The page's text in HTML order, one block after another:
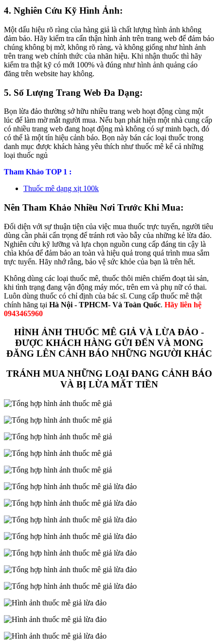
4. Nghiên Cứu Kỹ Hình Ảnh:
Một dấu hiệu rõ ràng của hàng giả là chất lượng hình ảnh không
đảm bảo. Hãy kiểm tra cẩn thận hình ảnh trên trang web để đảm bảo
chúng không bị mờ, không rõ ràng, và không giống như hình ảnh
trên trang web chính thức của nhãn hiệu. Khi nhận thuốc thì hãy
kiểm tra thật kỹ có mới 100% và đúng như hình ảnh quảng cáo
đăng trên website hay không.
5. Số Lượng Trang Web Đa Dạng:
Bọn lừa đảo thường sở hữu nhiều trang web hoạt động cùng một
lúc để làm mờ mắt người mua. Nếu bạn phát hiện một nhà cung cấp
có nhiều trang web đang hoạt động mà không có sự minh bạch, đó
có thể là một tín hiệu cảnh báo. Bọn này bán các loại thuốc trong
danh mục được khách hàng yêu thích như thuốc mê kể cả những
loại thuốc ngủ
Tham Khảo TOP 1 :
Thuốc mê dạng xịt 100k
Nên Tham Khảo Nhiều Nơi Trước Khi Mua:
Đối diện với sự thuận tiện của việc mua thuốc trực tuyến, người tiêu
dùng cần phải cẩn trọng để tránh rơi vào bẫy của những kẻ lừa đảo.
Nghiên cứu kỹ lưỡng và lựa chọn nguồn cung cấp đáng tin cậy là
chìa khóa để đảm bảo an toàn và hiệu quả trong quá trình mua sắm
trực tuyến. Hãy nhớ rằng, bảo vệ sức khỏe của bạn là trên hết.
Không dùng các loại thuốc mê, thuốc thôi miên chiếm đoạt tài sản,
khi tình trạng đang vận động máy móc, trên em và phụ nữ có thai.
Luôn dùng thuốc có chỉ định của bác sĩ. Cung cấp thuốc mê thật
chính hãng tại Hà Nội - TPHCM- Và Toàn Quốc. Hãy liên hệ
0943465960
HÌNH ẢNH THUỐC MÊ GIẢ VÀ LỪA ĐẢO -
ĐƯỢC KHÁCH HÀNG GỬI ĐẾN VÀ MONG
ĐĂNG LÊN CẢNH BÁO NHỮNG NGƯỜI KHÁC
TRÁNH MUA NHỮNG LOẠI ĐANG CẢNH BÁO
VÀ BỊ LỪA MẤT TIỀN